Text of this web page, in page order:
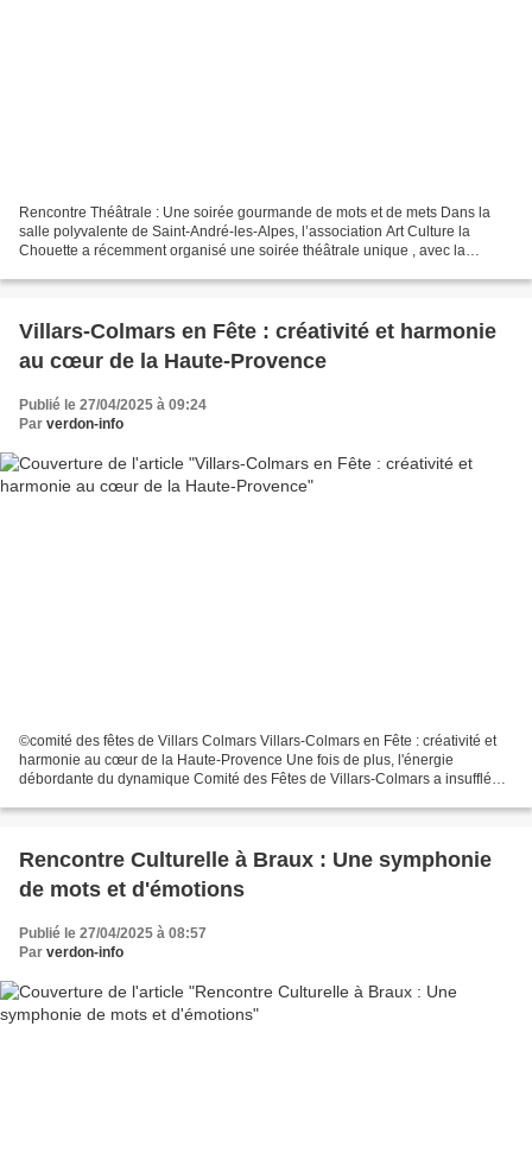
Rencontre Théâtrale : Une soirée gourmande de mots et de mets Dans la
salle polyvalente de Saint-André-les-Alpes, l’association Art Culture la
Chouette a récemment organisé une soirée théâtrale unique , avec la
Villars-Colmars en Fête : créativité et harmonie
au cœur de la Haute-Provence
Publié le 27/04/2025 à 09:24
Par verdon-info
©comité des fêtes de Villars Colmars Villars-Colmars en Fête : créativité et
harmonie au cœur de la Haute-Provence Une fois de plus, l'énergie
débordante du dynamique Comité des Fêtes de Villars-Colmars a insufflé
Rencontre Culturelle à Braux : Une symphonie
de mots et d'émotions
Publié le 27/04/2025 à 08:57
Par verdon-info